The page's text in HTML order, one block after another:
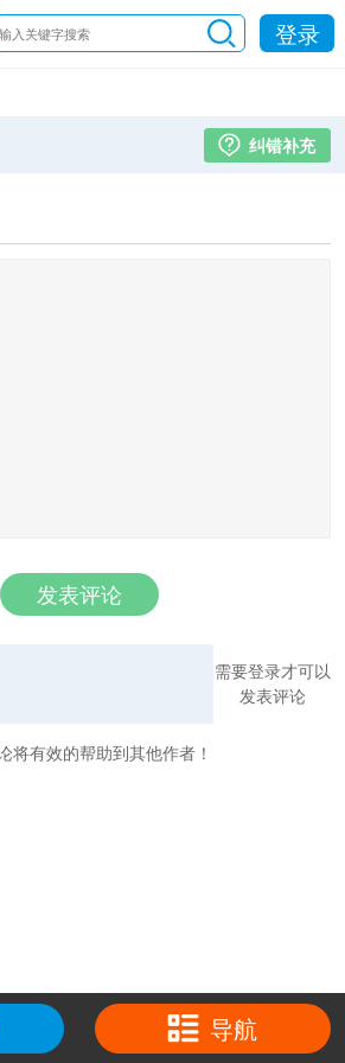
登录
纠错补充
发表评论
需要登录才可以
发表评论
将有效的帮助到其他作者！
导航